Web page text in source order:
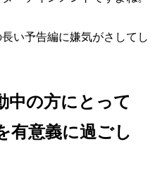
い予告編に嫌気がさしてし
中の方にとって
有意義に過ごし